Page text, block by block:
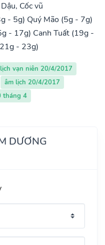
Cốc vũ
- 5g) Quý Mão (5g - 7g)
- 17g) Canh Tuất (19g -
- 23g)
lịch vạn niên 20/4/2017
âm lịch 20/4/2017
tháng 4
DƯƠNG